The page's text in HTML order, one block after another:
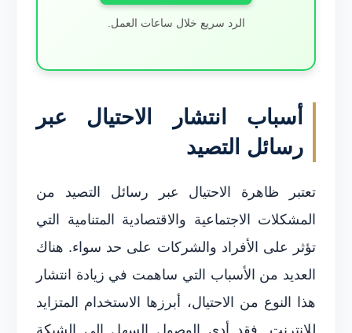
الرد سريع خلال ساعات العمل.
أسباب انتشار الاحتيال عبر
رسائل التصيد
تعتبر ظاهرة الاحتيال عبر رسائل التصيد من
المشكلات الاجتماعية والاقتصادية المتنامية التي
تؤثر على الأفراد والشركات على حد سواء. هناك
العديد من الأسباب التي ساهمت في زيادة انتشار
هذا النوع من الاحتيال، أبرزها الاستخدام المتزايد